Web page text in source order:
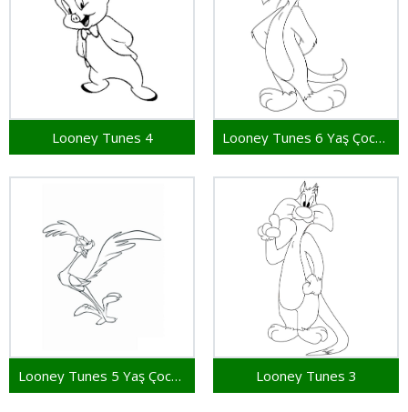
Looney Tunes 4 Looney Tunes 6 Yaş Çocuklar İçin
Looney Tunes 5 Yaş Çocuklar İçin Looney Tunes 3